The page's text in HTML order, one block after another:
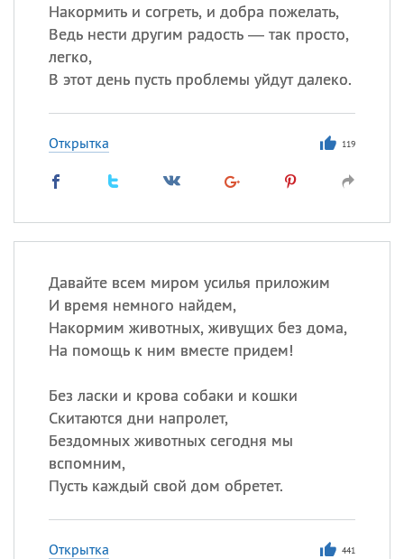
Накормить и согреть, и добра пожелать,
Ведь нести другим радость — так просто,
легко,
В этот день пусть проблемы уйдут далеко.
Открытка 119
Давайте всем миром усилья приложим
И время немного найдем,
Накормим животных, живущих без дома,
На помощь к ним вместе придем!
Без ласки и крова собаки и кошки
Скитаются дни напролет,
Бездомных животных сегодня мы
вспомним,
Пусть каждый свой дом обретет.
Открытка 441